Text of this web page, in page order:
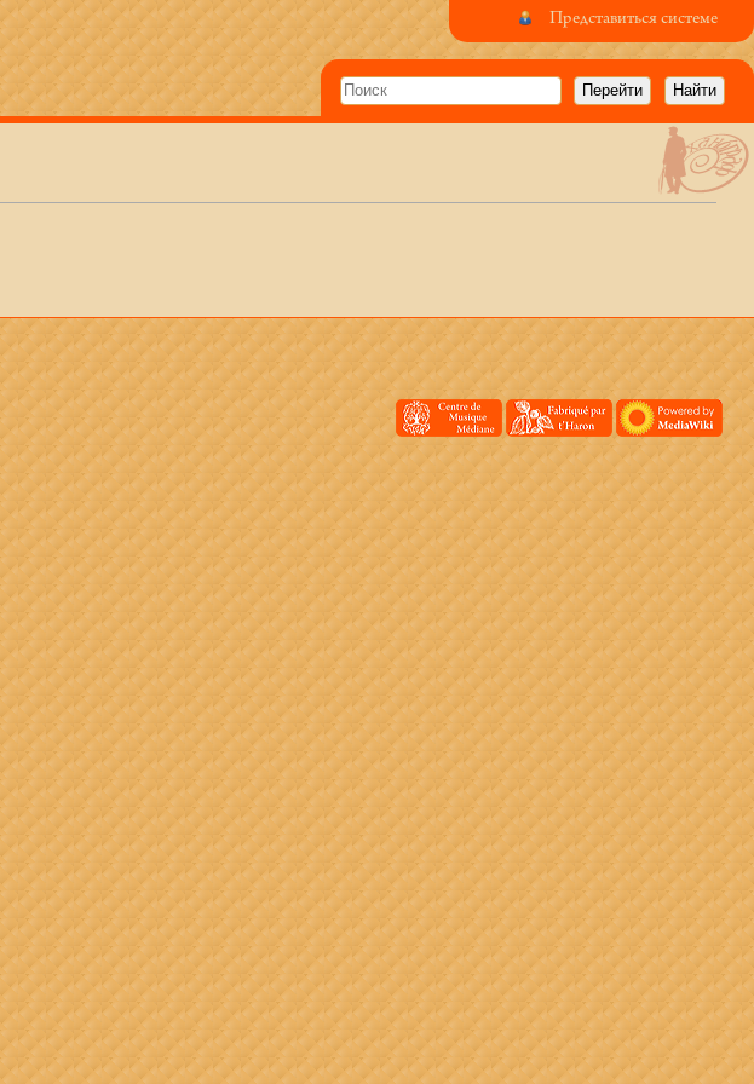
Представиться системе